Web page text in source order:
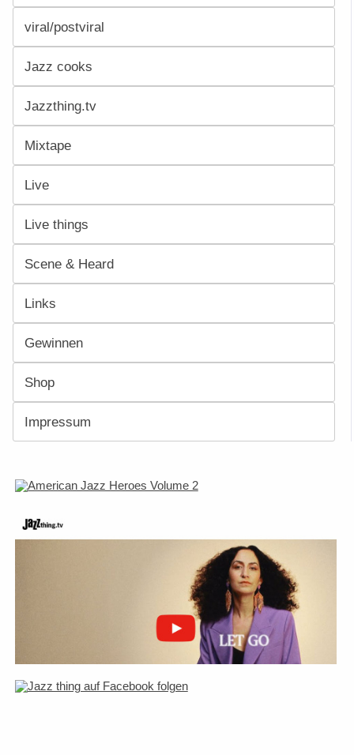
viral/postviral
Jazz cooks
Jazzthing.tv
Mixtape
Live
Live things
Scene & Heard
Links
Gewinnen
Shop
Impressum